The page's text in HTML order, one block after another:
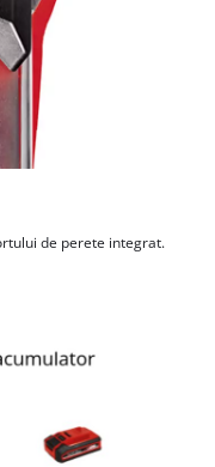
de perete integrat.